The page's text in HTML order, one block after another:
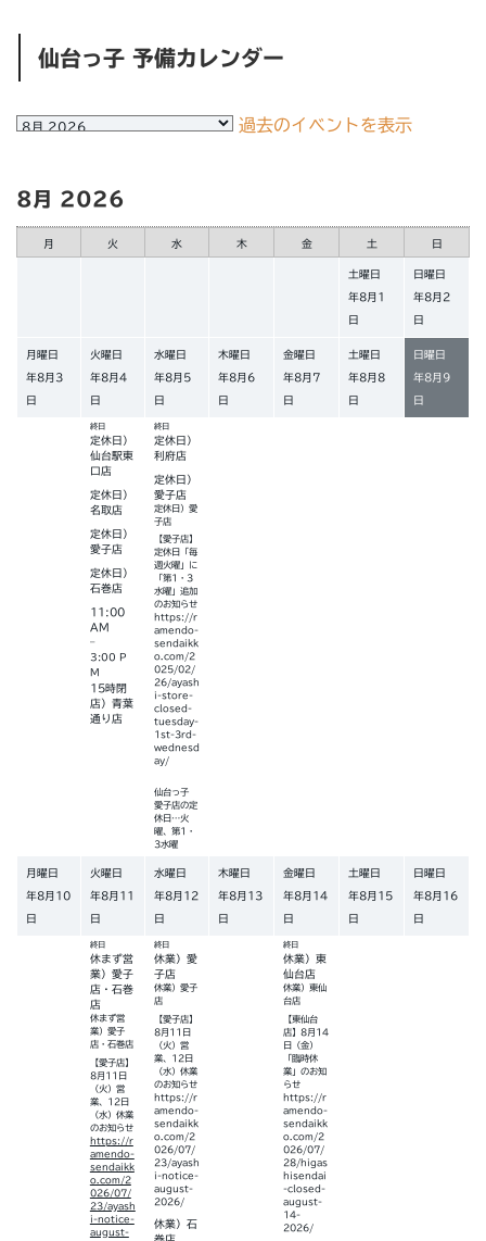
仙台っ子 予備カレンダー
月
択
過去のイベントを表示
8月 2026
月 火 水 木 金 土 日
土曜日
年8月 1
日
日曜日
年8月 2
日
月曜日
年8月 3
日
火曜日
年8月 4
日
終日
定休日）
仙台駅東
口店
定休日）
名取店
定休日）
愛子店
定休日）
石巻店
11:00
AM
–
3:00 P
M
15時閉
店）青葉
通り店
水曜日
年8月 5
日
終日
定休日）
利府店
定休日）
愛子店
定休日）愛
子店
【愛子店】
定休日「毎
週火曜」に
「第1・3
水曜」追加
のお知らせ
https://r
amendo-
sendaikk
o.com/2
025/02/
26/ayash
i-store-
closed-
tuesday-
1st-3rd-
wednesd
ay/
仙台っ子
愛子店の定
休日…火
曜、第1・
3水曜
木曜日
年8月 6
日
金曜日
年8月 7
日
土曜日
年8月 8
日
日曜日
年 8月 9
日
月曜日
年8月 10
日
火曜日
年8月 11
日
終日
休まず営
業）愛子
店・石巻
店
休まず営
業）愛子
店・石巻店
【愛子店】
8月11日
（火）営
業、12日
（水）休業
のお知らせ
https://r
amendo-
sendaikk
o.com/2
026/07/
23/ayash
i-notice-
august-
水曜日
年8月 12
日
終日
休業）愛
子店
休業）愛子
店
【愛子店】
8月11日
（火）営
業、12日
（水）休業
のお知らせ
https://r
amendo-
sendaikk
o.com/2
026/07/
23/ayash
i-notice-
august-
2026/
休業）石
木曜日
年8月 13
日
金曜日
年8月 14
日
終日
休業）東
仙台店
休業）東仙
台店
【東仙台
店】8月14
日（金）
「臨時休
業」のお知
らせ
https://r
amendo-
sendaikk
o.com/2
026/07/
28/higas
hisendai
-closed-
august-
14-
2026/
土曜日
年8月 15
日
日曜日
年8月 16
日